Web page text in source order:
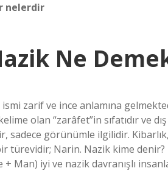
nelerdir
Ne
zarif ve ince anlamına
olan “zarâfet”in sıfatıdır ve
görünümle ilgilidir.
türevidir; Narin. Nazik kime denir?
+ Man) iyi ve nazik davranışlı